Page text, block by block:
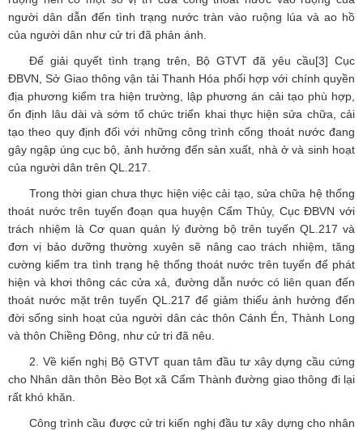
người dân dẫn đến tình trạng nước tràn vào ruộng lúa và ao hồ
của người dân như cử tri đã phản ánh.
Để giải quyết tình trạng trên, Bộ GTVT đã yêu cầu[3] Cục
ĐBVN, Sở Giao thông vận tải Thanh Hóa phối hợp với chính quyền
địa phương kiểm tra hiện trường, lập phương án cải tạo phù hợp,
ổn định lâu dài và sớm tổ chức triển khai thực hiện sửa chữa, cải
tạo theo quy định đối với những công trình cống thoát nước đang
gây ngập úng cục bộ, ảnh hưởng đến sản xuất, nhà ở và sinh hoạt
của người dân trên QL.217.
Trong thời gian chưa thực hiện việc cải tạo, sửa chữa hệ thống
thoát nước trên tuyến đoạn qua huyện Cẩm Thủy, Cục ĐBVN với
trách nhiệm là Cơ quan quản lý đường bộ trên tuyến QL.217 và
đơn vị bảo dưỡng thường xuyên sẽ nâng cao trách nhiệm, tăng
cường kiểm tra tình trạng hệ thống thoát nước trên tuyến để phát
hiện và khơi thông các cửa xả, đường dẫn nước có liên quan đến
thoát nước mặt trên tuyến QL.217 để giảm thiểu ảnh hưởng đến
đời sống sinh hoạt của người dân các thôn Cánh Én, Thành Long
và thôn Chiềng Đông, như cử tri đã nêu.
2. Về kiến nghị Bộ GTVT quan tâm đầu tư xây dựng cầu cứng
cho Nhân dân thôn Bèo Bọt xã Cẩm Thành đường giao thông đi lại
rất khó khăn.
Công trình cầu được cử tri kiến nghị đầu tư xây dựng cho nhân